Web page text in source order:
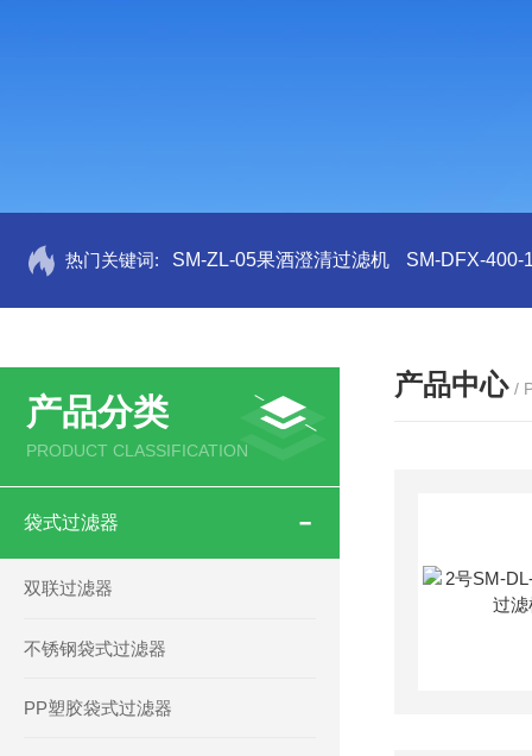
热门关键词: SM-ZL-05果酒澄清过滤机 SM-DFX-400-
产品分类
PRODUCT CLASSIFICATION
袋式过滤器
双联过滤器
不锈钢袋式过滤器
PP塑胶袋式过滤器
产品中心 /